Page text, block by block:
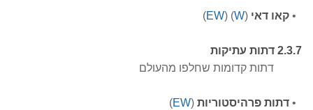
• קאו דאי (
W
)
(
EW
)
דתות קדומות שחלפו מהעולם
• דתות פרהיסטוריות (
EW
)